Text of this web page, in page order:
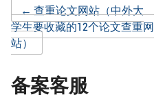
Post
navigation
← 查重论文网站（中外大
学生要收藏的12个论文查重网
站）
备案客服